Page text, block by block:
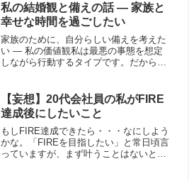
い」と思い、全力で観光...
私の結婚観と備えの話 — 家族と
幸せな時間を過ごしたい
家族のために、自分らしい備えを考えた
い — 私の価値観私は最悪の事態を想定
しながら行動するタイプです。だからこ
す。ちなみに私は現在、**NISAしかやっ
ていません**。...
【妄想】20代会社員の私がFIRE
達成後にしたいこと
もしFIRE達成できたら・・・なにしよう
かな。「FIREを目指したい」と常日頃言
っていますが、まず叶うことはないと思